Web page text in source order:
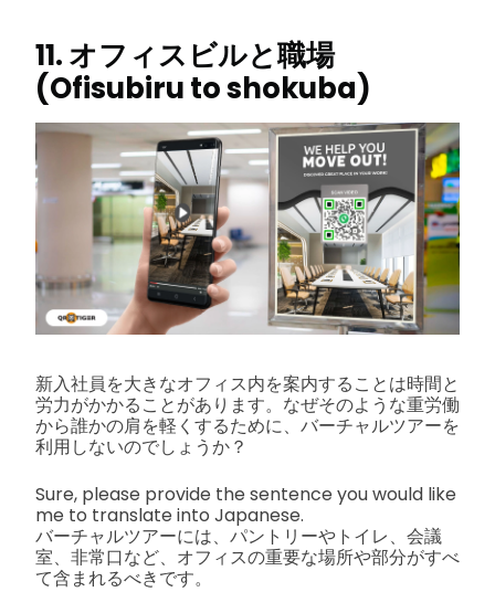
11. オフィスビルと職場
(Ofisubiru to shokuba)
新入社員を大きなオフィス内を案内することは時間と
労力がかかることがあります。なぜそのような重労働
から誰かの肩を軽くするために、バーチャルツアーを
利用しないのでしょうか？
Sure, please provide the sentence you would like
me to translate into Japanese.
バーチャルツアーには、パントリーやトイレ、会議
室、非常口など、オフィスの重要な場所や部分がすべ
て含まれるべきです。